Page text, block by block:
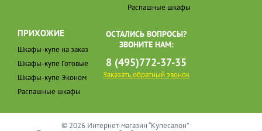
Распашные шкафы
ПРИХОЖИЕ
Шкафы-купе на заказ
Шкафы-купе Готовые
Шкафы-купе Эконом
Распашные шкафы
ОСТАЛИСЬ ВОПРОСЫ?
ЗВОНИТЕ НАМ:
8 (495)772-37-35
Заказать обратный звонок
© 2026 Интернет-магазин “Купесалон”